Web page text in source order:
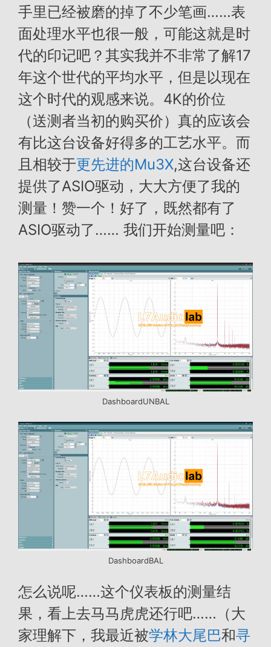
手里已经被磨的掉了不少笔画……表
面处理水平也很一般，可能这就是时
代的印记吧？其实我并不非常了解17
年这个世代的平均水平，但是以现在
这个时代的观感来说。4K的价位
（送测者当初的购买价）真的应该会
有比这台设备好得多的工艺水平。而
且相较于更先进的Mu3X,这台设备还
提供了ASIO驱动，大大方便了我的
测量！赞一个！好了，既然都有了
ASIO驱动了…… 我们开始测量吧：
DashboardUNBAL
DashboardBAL
怎么说呢……这个仪表板的测量结
果，看上去马马虎虎还行吧……（大
家理解下，我最近被学林大尾巴和寻